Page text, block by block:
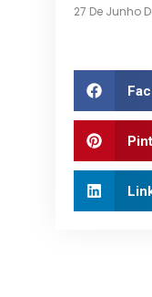
27 De Junho